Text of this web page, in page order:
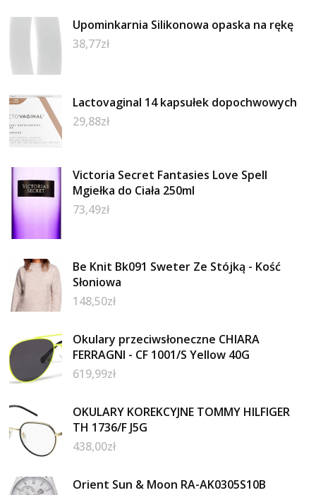
Upominkarnia Silikonowa opaska na rękę
38,77zł
Lactovaginal 14 kapsułek dopochwowych
29,88zł
Victoria Secret Fantasies Love Spell
Mgiełka do Ciała 250ml
73,49zł
Be Knit Bk091 Sweter Ze Stójką - Kość
Słoniowa
148,50zł
Okulary przeciwsłoneczne CHIARA
FERRAGNI - CF 1001/S Yellow 40G
619,99zł
OKULARY KOREKCYJNE TOMMY HILFIGER
TH 1736/F J5G
438,00zł
Orient Sun & Moon RA-AK0305S10B